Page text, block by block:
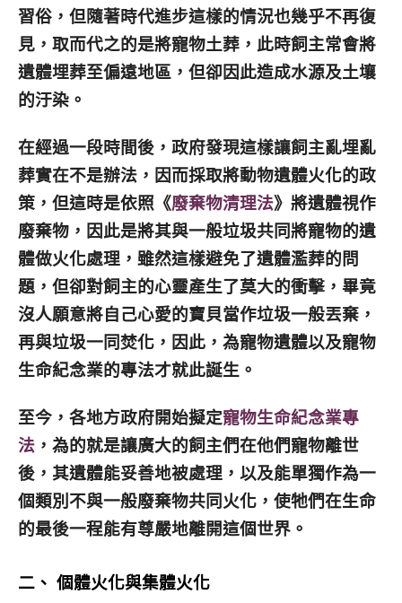
習俗，但隨著時代進步這樣的情況也幾乎不再復
見，取而代之的是將寵物土葬，此時飼主常會將
遺體埋葬至偏遠地區，但卻因此造成水源及土壤
的汙染。
在經過一段時間後，政府發現這樣讓飼主亂埋亂
葬實在不是辦法，因而採取將動物遺體火化的政
策，但這時是依照《廢棄物清理法》將遺體視作
廢棄物，因此是將其與一般垃圾共同將寵物的遺
體做火化處理，雖然這樣避免了遺體濫葬的問
題，但卻對飼主的心靈產生了莫大的衝擊，畢竟
沒人願意將自己心愛的寶貝當作垃圾一般丟棄，
再與垃圾一同焚化，因此，為寵物遺體以及寵物
生命紀念業的專法才就此誕生。
至今，各地方政府開始擬定寵物生命紀念業專
法 ，為的就是讓廣大的飼主們在他們寵物離世
後，其遺體能妥善地被處理，以及能單獨作為一
個類別不與一般廢棄物共同火化，使牠們在生命
的最後一程能有尊嚴地離開這個世界。
二、 個體火化與集體火化